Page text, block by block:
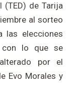
(TED) de Tarija
al sorteo
las elecciones
con lo que se
por el
Evo Morales y